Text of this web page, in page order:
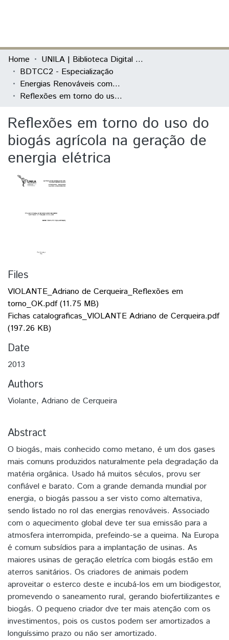
Communities & Collections
All of DSpace
Statistics
Home
UNILA | Biblioteca Digital de Trabalhos de Conclusão de Curso
BDTCC2 - Especialização
Energias Renováveis com Ênfase em Biogás
Reflexões em torno do uso do biogás agrícola na geração de energia elétrica
Reflexões em torno do uso do
biogás agrícola na geração de
energia elétrica
Files
VIOLANTE_Adriano de Cerqueira_Reflexões em
torno_OK.pdf(11.75 MB)
Fichas catalograficas_VIOLANTE Adriano de Cerqueira.pdf
(197.26 KB)
Date
2013
Authors
Violante, Adriano de Cerqueira
Abstract
O biogás, mais conhecido como metano, é um dos gases
mais comuns produzidos naturalmente pela degradação da
matéria orgânica. Usado há muitos séculos, provu ser
confiável e barato. Com a grande demanda mundial por
energia, o biogás passou a ser visto como alternativa,
sendo listado no rol das energias renováveis. Associado
com o aquecimento global deve ter sua emissão para a
atmosfera interrompida, prefeindo-se a queima. Na Europa
é comum subsídios para a implantação de usinas. As
maiores usinas de geração eletríca com biogás estão em
aterros sanitários. Os criadores de animais podem
aproveitar o esterco deste e incubá-los em um biodigestor,
promevendo o saneamento rural, gerando biofertilizantes e
biogás. O pequeno criador dve ter mais atenção com os
investimentos, pois os custos podem ser amortizados a
longuíssimo prazo ou não ser amortizado.